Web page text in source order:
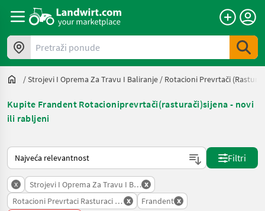
Pretraži ponude
/Strojevi I Oprema Za Travu I Baliranje / Rotacioni Prevrtači
Kupite Frandent Rotacioniprevrtači(rasturači)sijena - novi
ili rabljeni
Tako se sortira na Landwirt.com
Filtri
x Strojevi I Oprema Za Travu I Baliranje
x
Rotacioni Prevrtaci Rasturaci Sijena
x Frandent x